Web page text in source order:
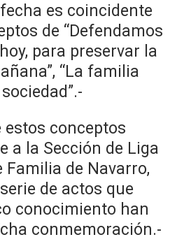
es coincidente
de “Defendamos
para preservar la
“La familia
estos conceptos
a la Sección de Liga
Familia de Navarro,
de actos que
conocimiento han
conmemoración.-